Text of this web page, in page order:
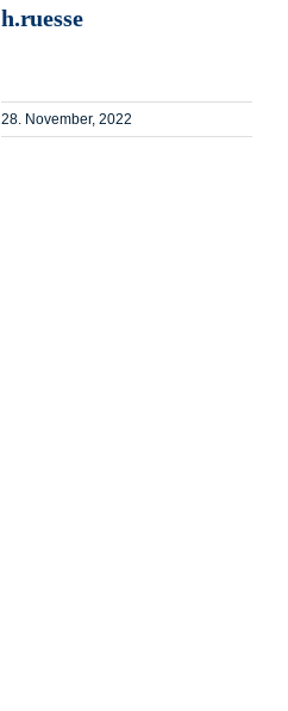
h.ruesse
28. November, 2022